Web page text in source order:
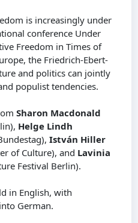
is increasingly under
conference Under
Freedom in Times of
the Friedrich-Ebert-
and politics can jointly
populist tendencies.
Sharon Macdonald
Helge Lindh
István Hiller
of Culture), and Lavinia
Festival Berlin).
in English, with
German.